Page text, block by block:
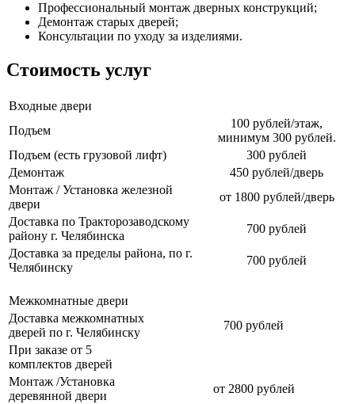
Профессиональный монтаж дверных конструкций;
Демонтаж старых дверей;
Консультации по уходу за изделиями.
Стоимость услуг
Входные двери
Подъем
100 рублей/этаж,
минимум 300 рублей.
Подъем (есть грузовой лифт)
300 рублей
Демонтаж
450 рублей/дверь
Монтаж / Установка железной
двери
от 1800 рублей/дверь
Доставка по Тракторозаводскому
району г. Челябинска
700 рублей
Доставка за пределы района, по г.
Челябинску
700 рублей
Межкомнатные двери
Доставка межкомнатных
дверей по г. Челябинску
700 рублей
При заказе от 5
комплектов дверей
Монтаж /Установка
деревянной двери
от 2800 рублей